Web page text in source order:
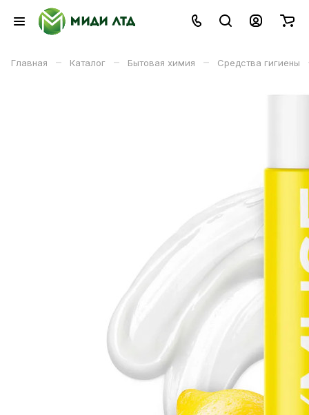
Главная – Каталог – Бытовая химия – Средства гигиены